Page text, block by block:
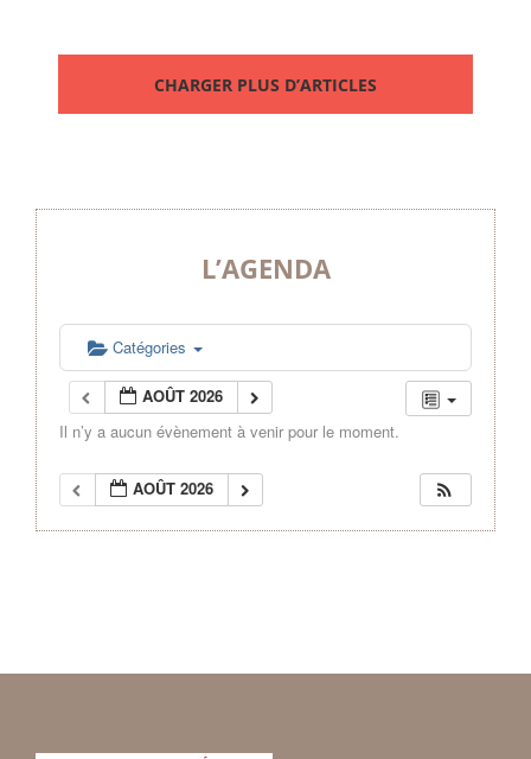
CHARGER PLUS D’ARTICLES
L’AGENDA
Catégories
AOÛT 2026
Il n’y a aucun évènement à venir pour le moment.
AOÛT 2026